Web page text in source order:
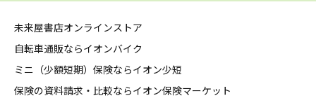
未来屋書店オンラインストア
自転車通販ならイオンバイク
ミニ（少額短期）保険ならイオン少短
保険の資料請求・比較ならイオン保険マーケット